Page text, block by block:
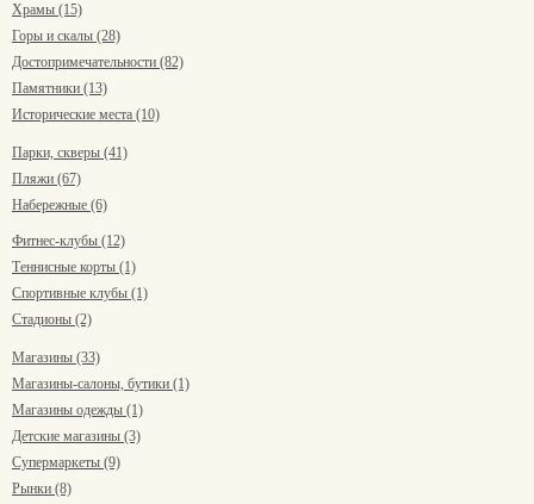
Храмы (15)
Горы и скалы (28)
Достопримечательности (82)
Памятники (13)
Исторические места (10)
Парки, скверы (41)
Пляжи (67)
Набережные (6)
Фитнес-клубы (12)
Теннисные корты (1)
Спортивные клубы (1)
Стадионы (2)
Магазины (33)
Магазины-салоны, бутики (1)
Магазины одежды (1)
Детские магазины (3)
Супермаркеты (9)
Рынки (8)